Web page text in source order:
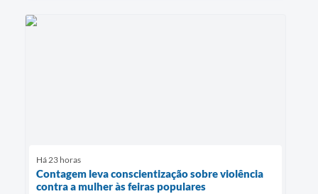
Há 23 horas
Contagem leva conscientização sobre violência
contra a mulher às feiras populares